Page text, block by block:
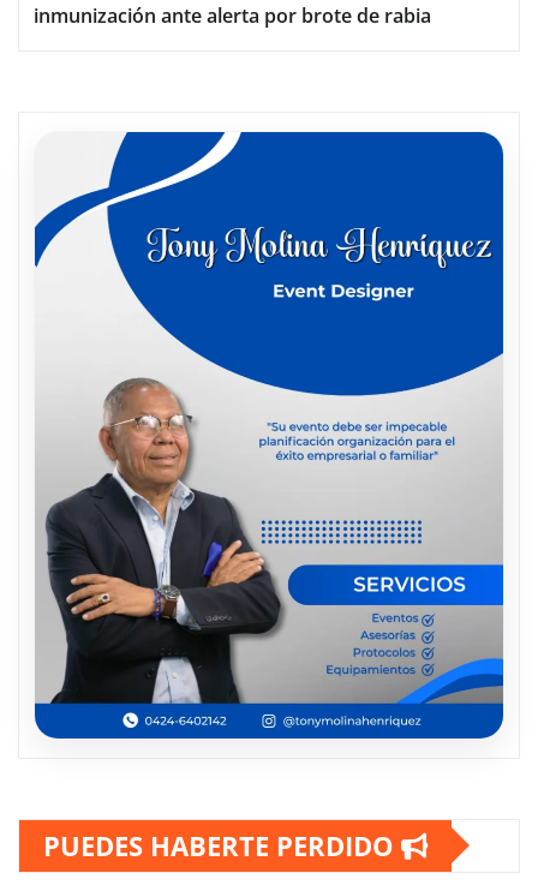
inmunización ante alerta por brote de rabia
PUEDES HABERTE PERDIDO